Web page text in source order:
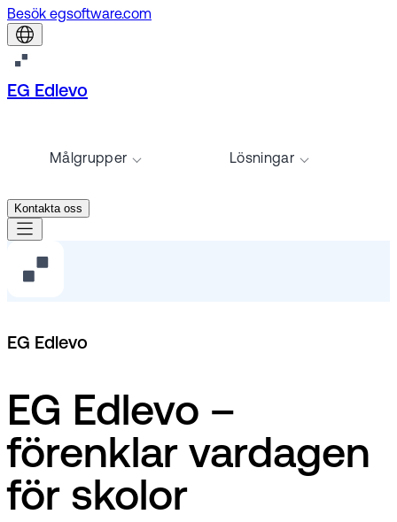
Besök egsoftware.com
EG Edlevo
Målgrupper Lösningar
Kontakta oss
EG Edlevo
EG Edlevo –
förenklar vardagen
för skolor